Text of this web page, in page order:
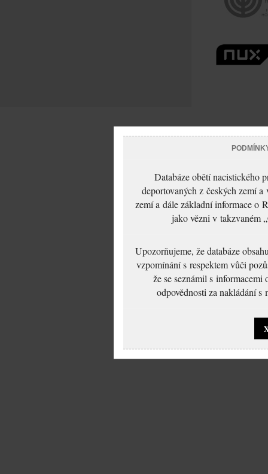
Databáze obětí nacistického
deportovaných z českých zemí
zemí a dále základní informace o
jako vězni v takzvaném
Upozorňujeme, že databáze
vzpomínání s respektem vůči
že se seznámil s
odpovědnosti za nakládání